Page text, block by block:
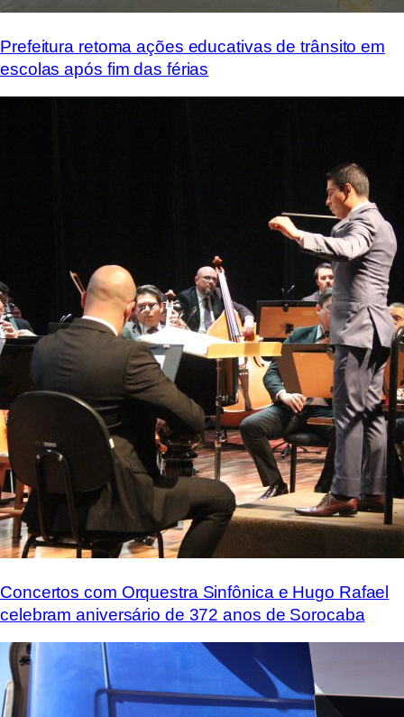
Prefeitura retoma ações educativas de trânsito em
escolas após fim das férias
Concertos com Orquestra Sinfônica e Hugo Rafael
celebram aniversário de 372 anos de Sorocaba